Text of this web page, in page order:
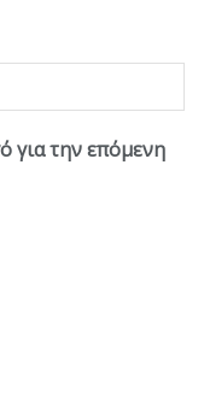
για την επόμενη